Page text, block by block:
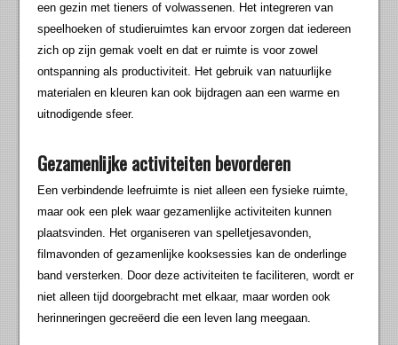
een gezin met tieners of volwassenen. Het integreren van
speelhoeken of studieruimtes kan ervoor zorgen dat iedereen
zich op zijn gemak voelt en dat er ruimte is voor zowel
ontspanning als productiviteit. Het gebruik van natuurlijke
materialen en kleuren kan ook bijdragen aan een warme en
uitnodigende sfeer.
Gezamenlijke activiteiten bevorderen
Een verbindende leefruimte is niet alleen een fysieke ruimte,
maar ook een plek waar gezamenlijke activiteiten kunnen
plaatsvinden. Het organiseren van spelletjesavonden,
filmavonden of gezamenlijke kooksessies kan de onderlinge
band versterken. Door deze activiteiten te faciliteren, wordt er
niet alleen tijd doorgebracht met elkaar, maar worden ook
herinneringen gecreëerd die een leven lang meegaan.